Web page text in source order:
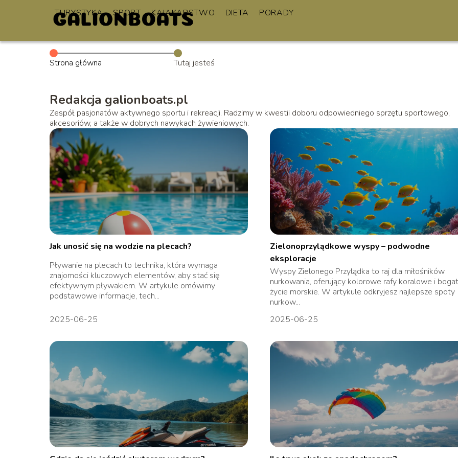
TURYSTYKA SPORT KAJAKARSTWO DIETA PORADY
Strona główna Tutaj jesteś
Redakcja galionboats.pl
Zespół pasjonatów aktywnego sportu i rekreacji. Radzimy w kwestii doboru odpowiedniego sprzętu sportowego,
akcesoriów, a także w dobrych nawykach żywieniowych.
Jak unosić się na wodzie na plecach?
Pływanie na plecach to technika, która wymaga
znajomości kluczowych elementów, aby stać się
efektywnym pływakiem. W artykule omówimy
podstawowe informacje, tech...
2025-06-25
Zielonoprzylądkowe wyspy – podwodne
eksploracje
Wyspy Zielonego Przylądka to raj dla miłośników
nurkowania, oferujący kolorowe rafy koralowe i
życie morskie. W artykule odkryjesz najlepsze spoty
nurkow...
2025-06-25